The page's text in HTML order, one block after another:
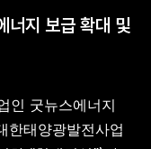
지 보급 확대 및
인 굿뉴스에너지
태양광발전사업